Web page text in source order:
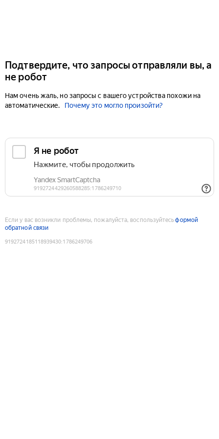
Подтвердите, что запросы отправляли вы, а
не робот
Нам очень жаль, но запросы с вашего устройства похожи на
автоматические.
Почему это могло произойти?
Если у вас возникли проблемы, пожалуйста, воспользуйтесьформой
обратной связи
9192724185118939430:1786249706